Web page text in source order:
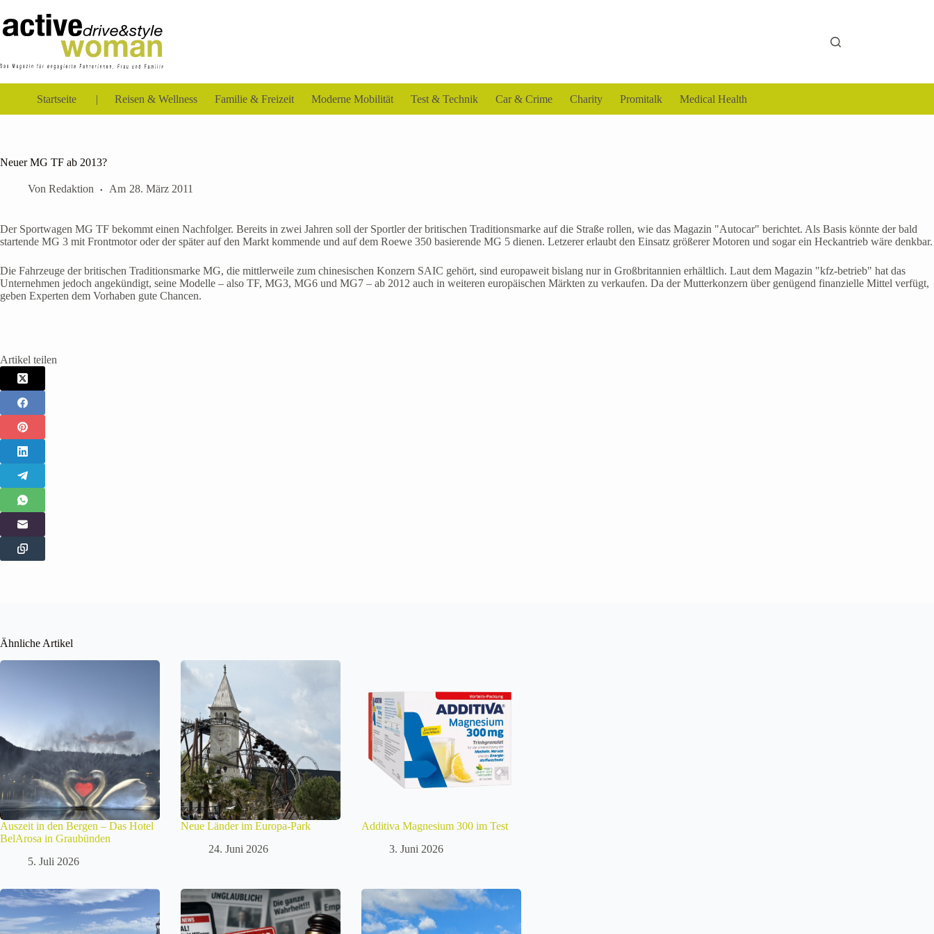
Inhalt
springen
Startseite Reisen & Wellness Familie & Freizeit Moderne Mobilität Test & Technik Car & Crime Charity Promitalk Medical Health
Neuer MG TF ab 2013?
Von Redaktion Am 28. März 2011
Der Sportwagen MG TF bekommt einen Nachfolger. Bereits in zwei Jahren soll der Sportler der britischen Traditionsmarke auf die Straße rollen, wie das Magazin "Autocar" berichtet. Als Basis könnte der bald
startende MG 3 mit Frontmotor oder der später auf den Markt kommende und auf dem Roewe 350 basierende MG 5 dienen. Letzerer erlaubt den Einsatz größerer Motoren und sogar ein Heckantrieb wäre denkbar.
Die Fahrzeuge der britischen Traditionsmarke MG, die mittlerweile zum chinesischen Konzern SAIC gehört, sind europaweit bislang nur in Großbritannien erhältlich. Laut dem Magazin "kfz-betrieb" hat das
Unternehmen jedoch angekündigt, seine Modelle – also TF, MG3, MG6 und MG7 – ab 2012 auch in weiteren europäischen Märkten zu verkaufen. Da der Mutterkonzern über genügend finanzielle Mittel verfügt,
geben Experten dem Vorhaben gute Chancen.
Artikel teilen
Ähnliche Artikel
Auszeit in den Bergen – Das Hotel
BelArosa in Graubünden
5. Juli 2026
Neue Länder im Europa-Park
24. Juni 2026
Additiva Magnesium 300 im Test
3. Juni 2026